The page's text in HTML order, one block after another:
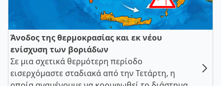
Άνοδος της θερμοκρασίας και εκ νέου
ενίσχυση των βοριάδων
Σε μια σχετικά θερμότερη περίοδο
εισερχόμαστε σταδιακά από την Τετάρτη, η